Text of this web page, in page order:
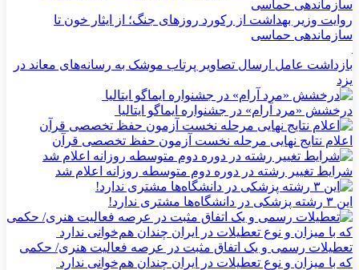
روایت وزیر بهداشت از رکورد روزهای جنگ؛ از ایثار خون تا
سازماندهی حماسی
بازداشت عامل ارسال تصاویر پرتاب موشک به رسانه‌های معاند در
یزد
درخشش «مرد آرام» در جشنواره ایماگو ایتالیا
اعلام نتایج نهایی مرحله نخست آزمون حفظ تخصصی قرآن
شرایط تغییر رشته در دوره دوم متوسطه روزانه اعلام شد
این ۳ رشته پزشکی در دانشگاه‌ها مشتری ندارد!
تعطیلات رسمی و یک اتفاق مثبت در عرصه فعالیت هنری/ حکمی
که با میزان و نوع تعطیلات در ایران چندان هم‌خوانی ندارد